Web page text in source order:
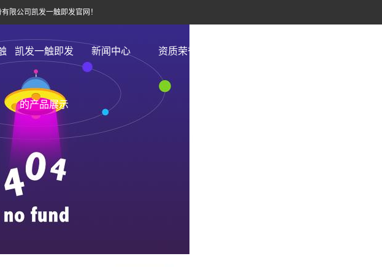
限公司凯发一触即发官网！
凯发一触即发
的产品展示
新闻中心 资质荣誉